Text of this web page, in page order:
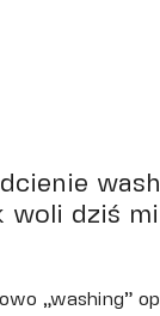
woli dziś
„washing”